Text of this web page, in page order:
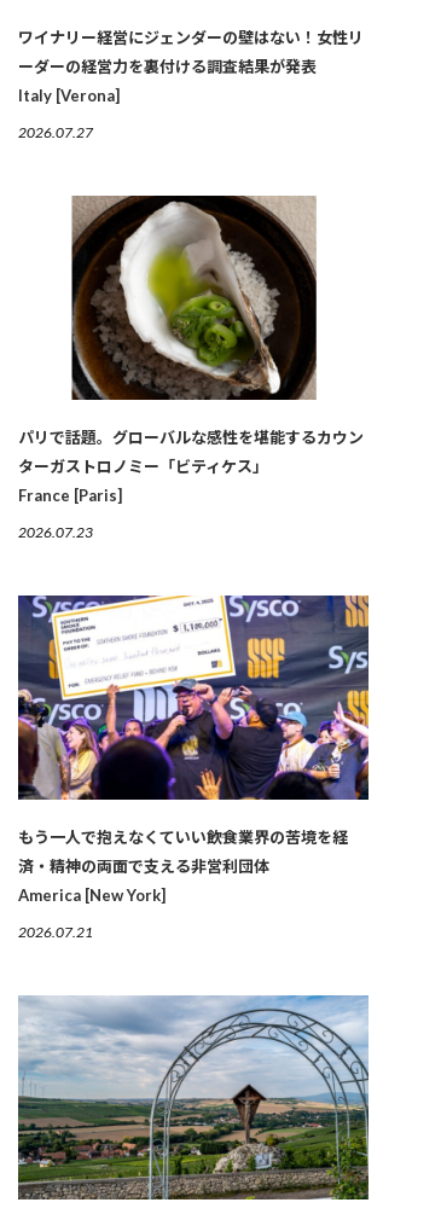
ワイナリー経営にジェンダーの壁はない！女性リ
ーダーの経営力を裏付ける調査結果が発表
Italy [Verona]
2026.07.27
パリで話題。グローバルな感性を堪能するカウン
ターガストロノミー「ビティケス」
France [Paris]
2026.07.23
もう一人で抱えなくていい――飲食業界の苦境を経
済・精神の両面で支える非営利団体
America [New York]
2026.07.21